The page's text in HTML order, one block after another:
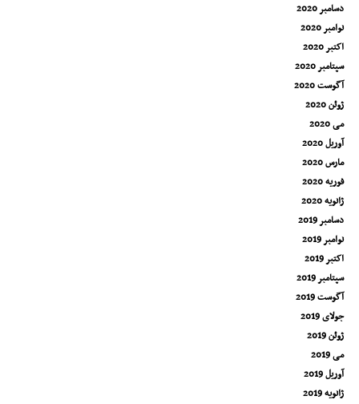
دسامبر 2020
نوامبر 2020
اکتبر 2020
سپتامبر 2020
آگوست 2020
ژوئن 2020
می 2020
آوریل 2020
مارس 2020
فوریه 2020
ژانویه 2020
دسامبر 2019
نوامبر 2019
اکتبر 2019
سپتامبر 2019
آگوست 2019
جولای 2019
ژوئن 2019
می 2019
آوریل 2019
ژانویه 2019